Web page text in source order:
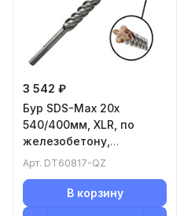
3 542 ₽
Бур SDS-Max 20x
540/400мм, XLR, по
железобетону,
высокоскоростной,
DT60817-QZ DeWALT
Арт. DT60817-QZ
В корзину